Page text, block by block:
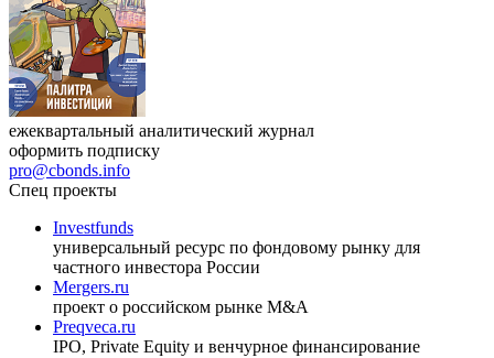
ежеквартальный аналитический журнал
оформить подписку
pro@cbonds.info
Спец проекты
Investfunds
универсальный ресурс по фондовому рынку для
частного инвестора России
Mergers.ru
проект о российском рынке M&A
Preqveca.ru
IPO, Private Equity и венчурное финансирование